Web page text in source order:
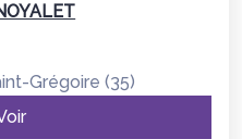
Grégoire (35)